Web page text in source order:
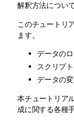
解釈方法につい
このチュートリ
ます。
データの
スクリプ
データの
本チュートリア
成に関する各種